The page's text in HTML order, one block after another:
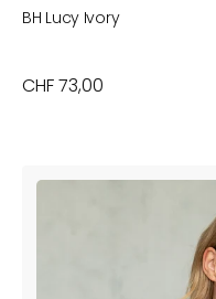
BH Lucy Ivory
Normaler
CHF 73,00